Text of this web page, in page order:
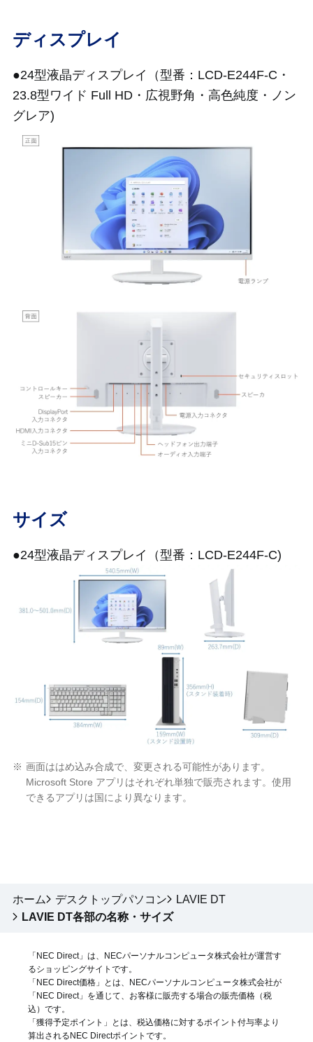
ディスプレイ
●24型液晶ディスプレイ（型番：LCD-E244F-C・
23.8型ワイド Full HD・広視野角・高色純度・ノン
グレア)
サイズ
●24型液晶ディスプレイ（型番：LCD-E244F-C)
※ 画面ははめ込み合成で、変更される可能性があります。
Microsoft Store アプリはそれぞれ単独で販売されます。使用
できるアプリは国により異なります。
ホーム デスクトップパソコン
LAVIE DT
LAVIE DT各部の名称・サイズ
「NEC Direct」は、NECパーソナルコンピュータ株式会社が運営す
るショッピングサイトです。
「NEC Direct価格」とは、NECパーソナルコンピュータ株式会社が
「NEC Direct」を通じて、お客様に販売する場合の販売価格（税
込 ）です。
「獲得予定ポイント」とは、税込価格に対するポイント付与率より
算出されるNEC Directポイントです。